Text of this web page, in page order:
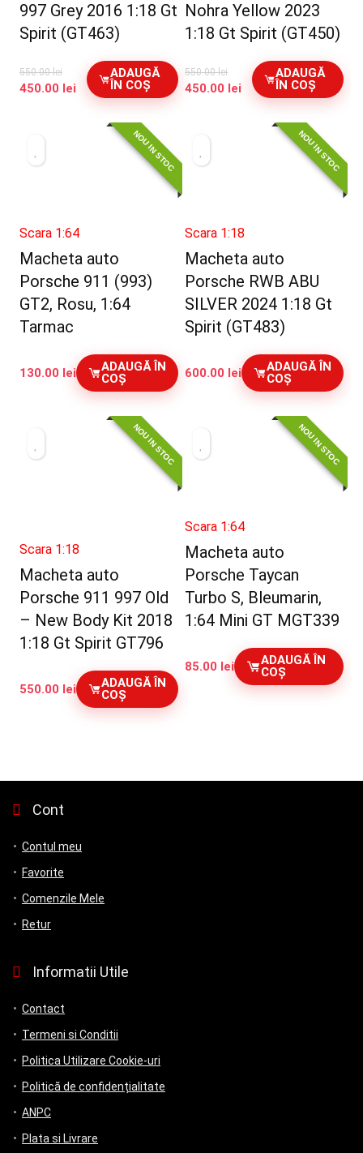
997 Grey 2016 1:18 Gt
Spirit (GT463)
550.00lei
Prețul
550.00 lei.
450.00 lei Prețul
curent
450.00 lei.
ADAUGĂ
ÎN COȘ
Nohra Yellow 2023
1:18 Gt Spirit (GT450)
550.00lei
Prețul
550.00 lei.
450.00 lei Prețul
curent
450.00 lei.
ADAUGĂ
ÎN COȘ
NOU IN STOC
Scara 1:64
Macheta auto
Porsche 911 (993)
GT2, Rosu, 1:64
Tarmac
130.00 lei
ADAUGĂ ÎN
COȘ
NOU IN STOC
Scara 1:18
Macheta auto
Porsche RWB ABU
SILVER 2024 1:18 Gt
Spirit (GT483)
600.00 lei
ADAUGĂ ÎN
COȘ
NOU IN STOC
Scara 1:18
Macheta auto
Porsche 911 997 Old
– New Body Kit 2018
1:18 Gt Spirit GT796
550.00 lei
ADAUGĂ ÎN
COȘ
NOU IN STOC
Scara 1:64
Macheta auto
Porsche Taycan
Turbo S, Bleumarin,
1:64 Mini GT MGT339
85.00 lei
ADAUGĂ ÎN
COȘ
Cont
Contul meu
Favorite
Comenzile Mele
Retur
Informatii Utile
Contact
Termeni si Conditii
Politica Utilizare Cookie-uri
Politică de confidențialitate
ANPC
Plata si Livrare